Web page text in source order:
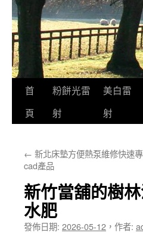
跳
要
容
首
頁
粉餅光雷
射
美白雷
射
← 新北床墊方便熱泵維修快速
cad產品
新竹當舖的樹
水肥
發佈日期: 2026-05-12 ， 作者: